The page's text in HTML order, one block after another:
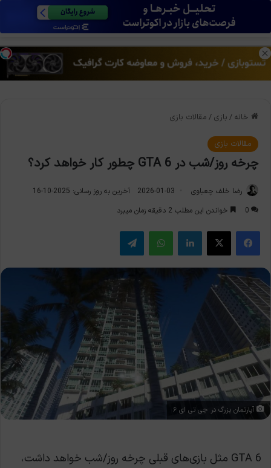
خانه / بازی / مقالات بازی
مقالات بازی
چرخه روز/شب در GTA 6 چطور کار خواهد کرد؟
رضا خلف چعباوی 2026-01-03
آخرین به روز رسانی: 2025-10-16
0
خواندن این مطلب 2 دقیقه زمان میبرد
فیس بوک X لینکدین واتس آپ تلگرام
آپارتمان بزرگ در جی تی ای ۶
GTA 6 مثل بازی‌های قبلی چرخه روز/شب خواهد داشت،